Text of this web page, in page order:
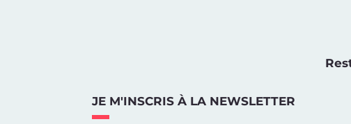
JE M'INSCRIS À LA NEWSLETTER